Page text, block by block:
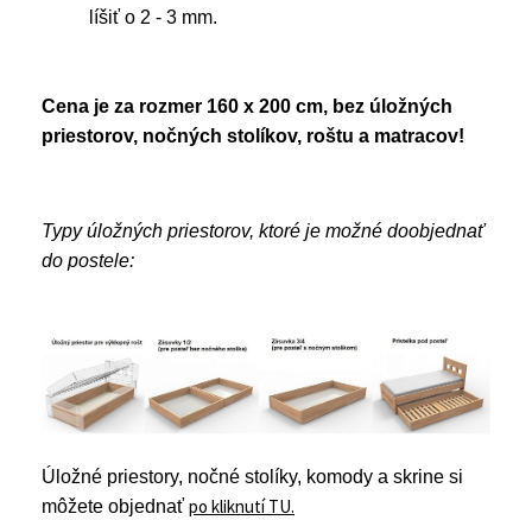
líšiť o 2 - 3 mm.
Cena je za rozmer 160 x 200 cm, bez úložných
priestorov, nočných stolíkov, roštu a matracov!
Typy úložných priestorov, ktoré je možné doobjednať
do postele:
Úložné priestory, nočné stolíky, komody a skrine si
môžete objednať po kliknutí TU.